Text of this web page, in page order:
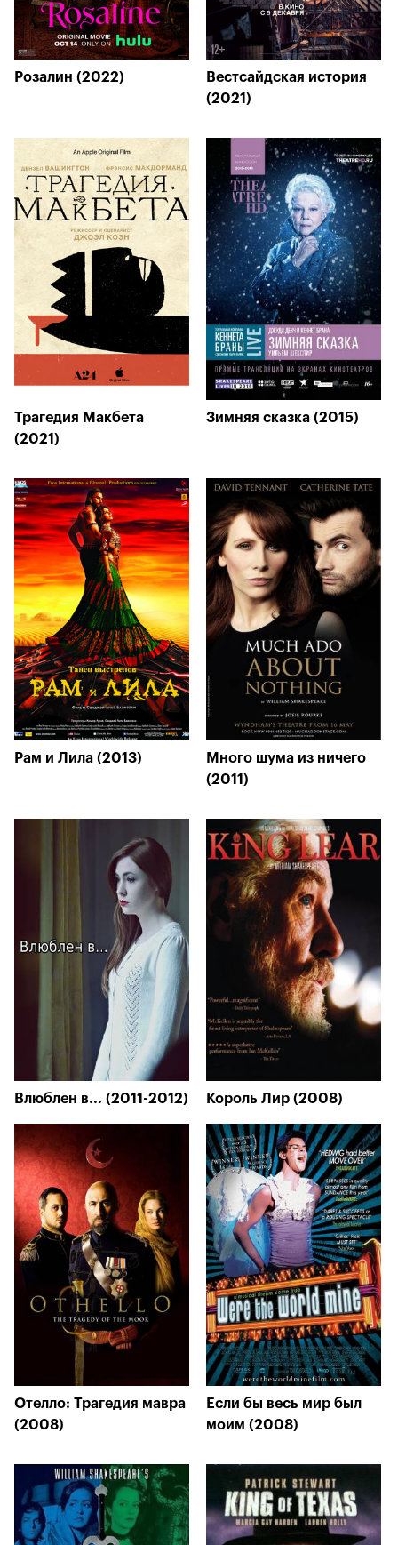
Розалин (2022)
Вестсайдская история
(2021)
Трагедия Макбета
(2021)
Зимняя сказка (2015)
Рам и Лила (2013)
Много шума из ничего
(2011)
Влюблен в... (2011-2012) Король Лир (2008)
Отелло: Трагедия мавра
(2008)
Если бы весь мир был
моим (2008)